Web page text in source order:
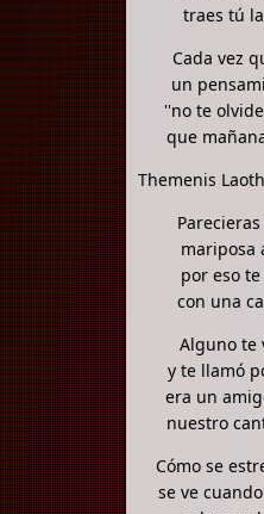
traes tú
Cada vez
un
''no te
que
Themenis
mariposa
por eso
con una
Alguno te
y te llamó
era un
nuestro
Cómo se
se ve